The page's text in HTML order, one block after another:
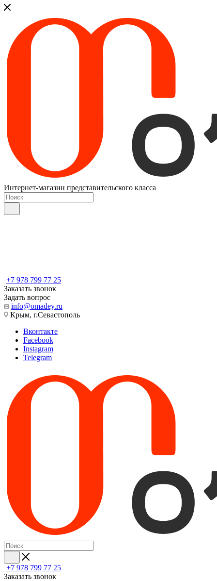
Интернет-магазин представительского класса
+7 978 799 77 25
Заказать звонок
Задать вопрос
info@omadey.ru
Крым, г.Севастополь
Вконтакте
Facebook
Instagram
Telegram
+7 978 799 77 25
Заказать звонок